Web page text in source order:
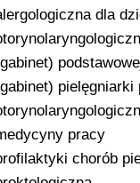
dla
pracy
chorób